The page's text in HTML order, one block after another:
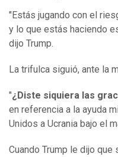
"Estás jugando con el
y lo que estás haciendo
dijo Trump.
La trifulca siguió, ante la
"¿Diste siquiera las
en referencia a la ayuda
Unidos a Ucrania bajo el
Cuando Trump le dijo que